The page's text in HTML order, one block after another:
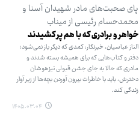
پای صحبت‌های مادر شهیدان آسنا و
محمدحسام رئیسی از میناب
خواهر و برادری که با هم پر کشیدند
الناز عباسیان،‌ خبرنگار: کمدی که دیگر باز نمی‌شود؛
دفتر و کتاب‌هایی که برای همیشه بسته شدند و
مادری که حالا به جای جشن قبولی تیزهوشان
دخترش، باید با خاطرات بیرون آوردن بچه‌ها از زیر آوار
زندگی کند.
۱۴۰۵.۰۳.۰۴